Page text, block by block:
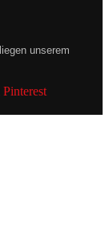
unserem
Pinterest